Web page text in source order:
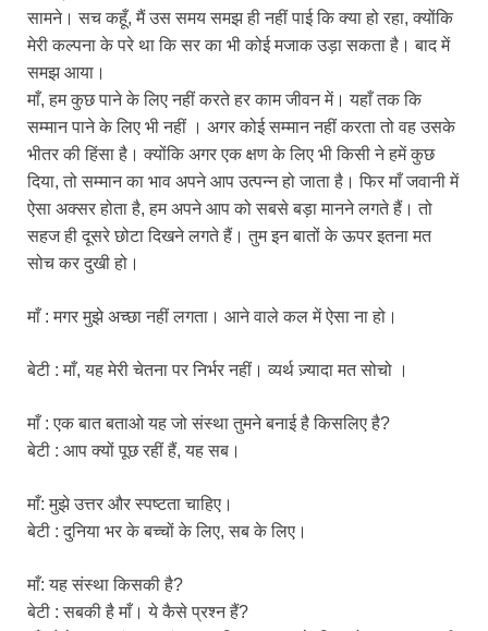
सामने। सच कहूँ, मैं उस समय समझ ही नहीं पाई कि क्या हो रहा, क्योंकि
मेरी कल्पना के परे था कि सर का भी कोई मजाक उड़ा सकता है। बाद में
समझ आया।
माँ, हम कुछ पाने के लिए नहीं करते हर काम जीवन में। यहाँ तक कि
सम्मान पाने के लिए भी नहीं । अगर कोई सम्मान नहीं करता तो वह उसके
भीतर की हिंसा है। क्योंकि अगर एक क्षण के लिए भी किसी ने हमें कुछ
दिया, तो सम्मान का भाव अपने आप उत्पन्न हो जाता है। फिर माँ जवानी में
ऐसा अक्सर होता है, हम अपने आप को सबसे बड़ा मानने लगते हैं। तो
सहज ही दूसरे छोटा दिखने लगते हैं। तुम इन बातों के ऊपर इतना मत
सोच कर दुखी हो।
माँ : मगर मुझे अच्छा नहीं लगता। आने वाले कल में ऐसा ना हो।
बेटी : माँ, यह मेरी चेतना पर निर्भर नहीं। व्यर्थ ज़्यादा मत सोचो ।
माँ : एक बात बताओ यह जो संस्था तुमने बनाई है किसलिए है?
बेटी : आप क्यों पूछ रहीं हैं, यह सब।
माँ: मुझे उत्तर और स्पष्टता चाहिए।
बेटी : दुनिया भर के बच्चों के लिए, सब के लिए।
माँ: यह संस्था किसकी है?
बेटी : सबकी है माँ। ये कैसे प्रश्न हैं?